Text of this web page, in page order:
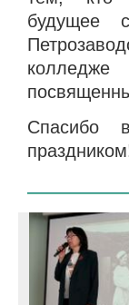
будущее
Спасибо